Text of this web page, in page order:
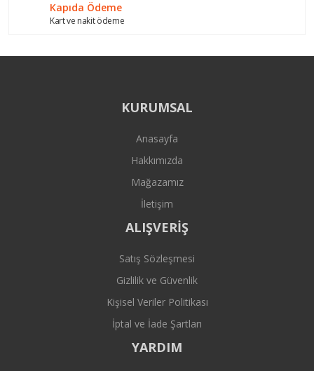
Kapıda Ödeme
Kart ve nakit ödeme
KURUMSAL
Anasayfa
Hakkımızda
Mağazamız
İletişim
ALIŞVERİŞ
Satış Sözleşmesi
Gizlilik ve Güvenlik
Kişisel Veriler Politikası
İptal ve İade Şartları
YARDIM